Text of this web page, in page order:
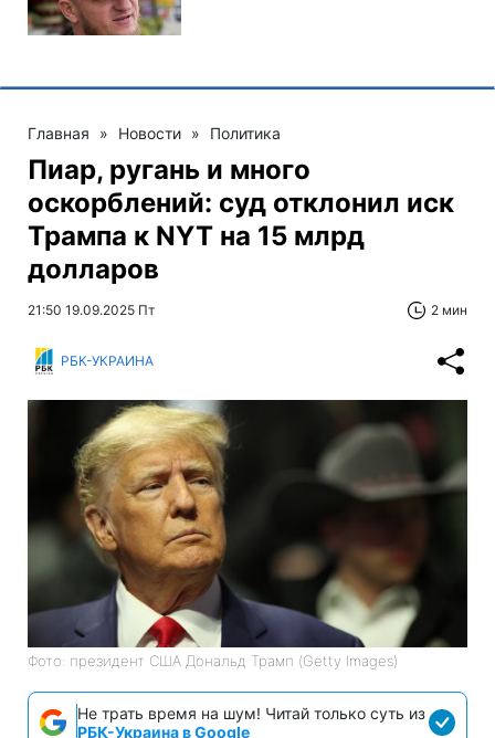
Главная » Новости » Политика
Пиар, ругань и много
оскорблений: суд отклонил иск
Трампа к NYT на 15 млрд
долларов
21:50 19.09.2025 Пт 2 мин
РБК-УКРАИНА
Фото: президент США Дональд Трамп (Getty Images)
Не трать время на шум! Читай только суть из
РБК-Украина в Google